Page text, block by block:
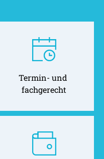
Termin- und
fachgerecht